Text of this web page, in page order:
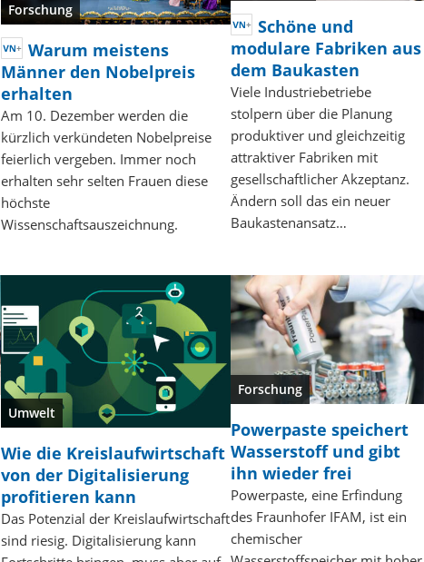
Forschung
Warum meistens
Männer den Nobelpreis
erhalten
Am 10. Dezember werden die
kürzlich verkündeten Nobelpreise
feierlich vergeben. Immer noch
erhalten sehr selten Frauen diese
höchste
Wissenschaftsauszeichnung.
Schöne und
modulare Fabriken aus
dem Baukasten
Viele Industriebetriebe
stolpern über die Planung
produktiver und gleichzeitig
attraktiver Fabriken mit
gesellschaftlicher Akzeptanz.
Ändern soll das ein neuer
Baukastenansatz…
Umwelt
Wie die Kreislaufwirtschaft
von der Digitalisierung
profitieren kann
Das Potenzial der Kreislaufwirtschaft
sind riesig. Digitalisierung kann
Forschung
Powerpaste speichert
Wasserstoff und gibt
ihn wieder frei
Powerpaste, eine Erfindung
des Fraunhofer IFAM, ist ein
chemischer